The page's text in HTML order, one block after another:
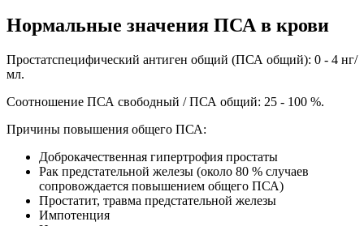
Нормальные значения ПСА в крови
Простатспецифический антиген общий (ПСА общий): 0 - 4 нг/
мл.
Соотношение ПСА свободный / ПСА общий: 25 - 100 %.
Причины повышения общего ПСА:
Доброкачественная гипертрофия простаты
Рак предстательной железы (около 80 % случаев
сопровождается повышением общего ПСА)
Простатит, травма предстательной железы
Импотенция